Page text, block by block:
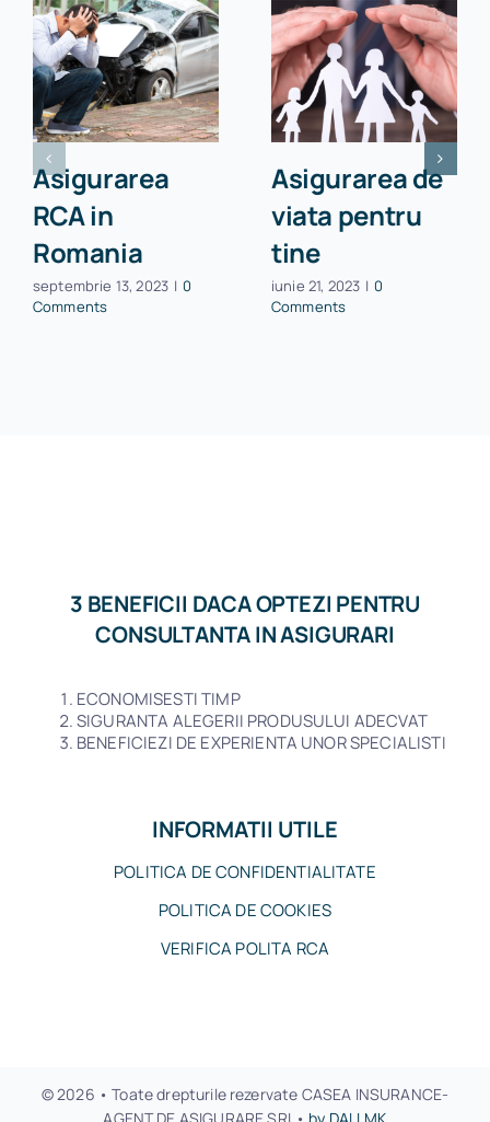
Asigurarea
RCA in
Romania
septembrie 13, 2023 | 0
Comments
Asigurarea de
viata pentru
tine
iunie 21, 2023 | 0
Comments
3 BENEFICII DACA OPTEZI PENTRU
CONSULTANTA IN ASIGURARI
ECONOMISESTI TIMP
SIGURANTA ALEGERII PRODUSULUI ADECVAT
BENEFICIEZI DE EXPERIENTA UNOR SPECIALISTI
INFORMATII UTILE
POLITICA DE CONFIDENTIALITATE
POLITICA DE COOKIES
VERIFICA POLITA RCA
© 2026 • Toate drepturile rezervate CASEA INSURANCE-